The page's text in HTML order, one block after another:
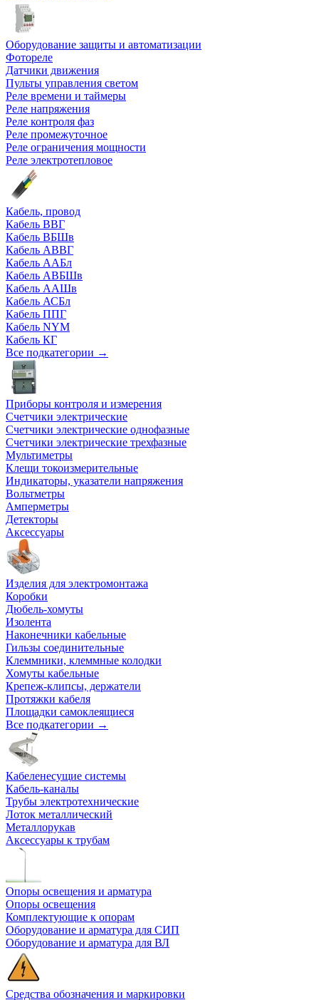
Оборудование защиты и автоматизации
Фотореле
Датчики движения
Пульты управления светом
Реле времени и таймеры
Реле напряжения
Реле контроля фаз
Реле промежуточное
Реле ограничения мощности
Реле электротепловое
Кабель, провод
Кабель ВВГ
Кабель ВБШв
Кабель АВВГ
Кабель ААБл
Кабель АВБШв
Кабель ААШв
Кабель АСБл
Кабель ППГ
Кабель NYM
Кабель КГ
Все подкатегории →
Приборы контроля и измерения
Счетчики электрические
Счетчики электрические однофазные
Счетчики электрические трехфазные
Мультиметры
Клещи токоизмерительные
Индикаторы, указатели напряжения
Вольтметры
Амперметры
Детекторы
Аксессуары
Изделия для электромонтажа
Коробки
Дюбель-хомуты
Изолента
Наконечники кабельные
Гильзы соединительные
Клеммники, клеммные колодки
Хомуты кабельные
Крепеж-клипсы, держатели
Протяжки кабеля
Площадки самоклеящиеся
Все подкатегории →
Кабеленесущие системы
Кабель-каналы
Трубы электротехнические
Лоток металлический
Металлорукав
Аксессуары к трубам
Опоры освещения и арматура
Опоры освещения
Комплектующие к опорам
Оборудование и арматура для СИП
Оборудование и арматура для ВЛ
Средства обозначения и маркировки